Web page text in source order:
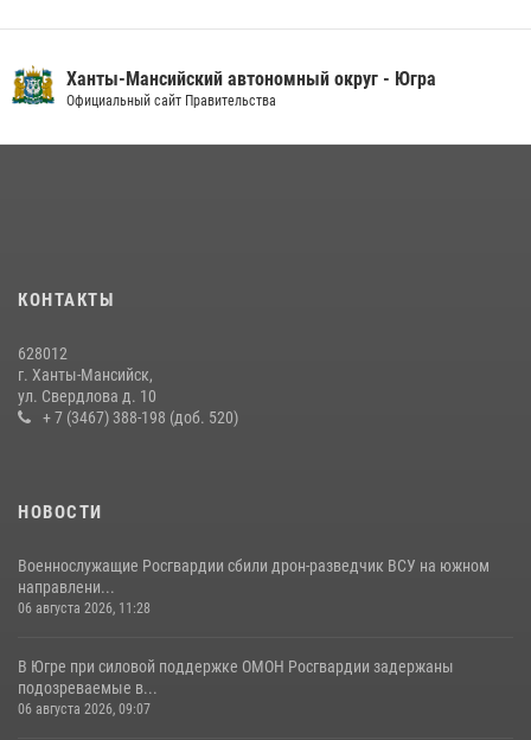
16 июля 2026, 04:54 4
18 июля 2026, 11:25
тематические встречи с молодежью
29 июля 2026, 09:54
Ханты-Мансийский автономный округ - Югра
Официальный сайт Правительства
КОНТАКТЫ
628012
г. Ханты-Мансийск,
ул. Свердлова д. 10
+ 7 (3467) 388-198 (доб. 520)
НОВОСТИ
Военнослужащие Росгвардии сбили дрон-разведчик ВСУ на южном
направлени...
06 августа 2026, 11:28
В Югре при силовой поддержке ОМОН Росгвардии задержаны
подозреваемые в...
06 августа 2026, 09:07